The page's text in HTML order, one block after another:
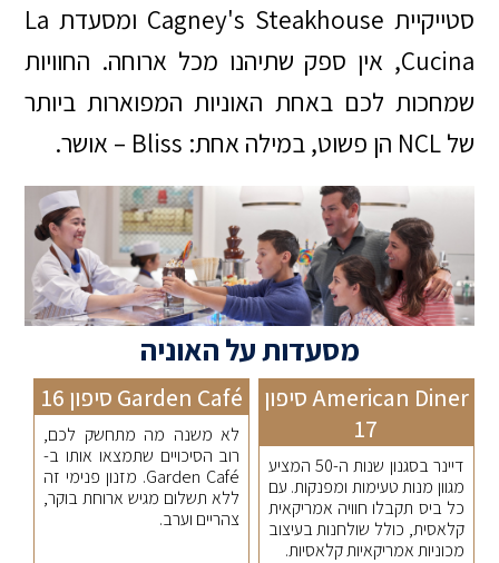
סטייקיית Cagney's Steakhouse ומסעדת La
Cucina, אין ספק שתיהנו מכל ארוחה. החוויות
שמחכות לכם באחת האוניות המפוארות ביותר
של NCL הן פשוט, במילה אחת: Bliss – אושר.
מסעדות על האוניה
American Diner סיפון
17
דיינר בסגנון שנות ה-50 המציע
מגוון מנות טעימות ומפנקות. עם
כל ביס תקבלו חוויה אמריקאית
קלאסית, כולל שולחנות בעיצוב
מכוניות אמריקאיות קלאסיות.
Garden Café סיפון 16
לא משנה מה מתחשק לכם,
רוב הסיכויים שתמצאו אותו ב-
Garden Café. מזנון פנימי זה
ללא תשלום מגיש ארוחת בוקר,
צהריים וערב.